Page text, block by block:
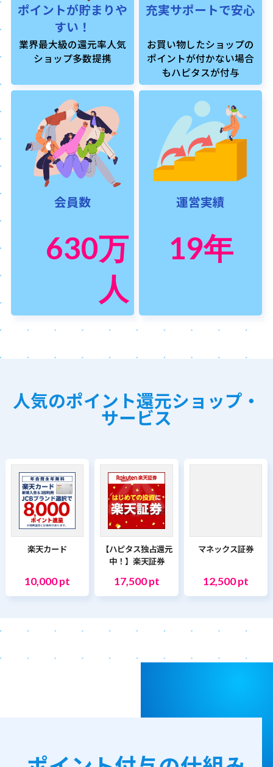
ポイントが貯まりや
すい！
業界最大級の還元率人気
ショップ多数提携
充実サポートで安心
お買い物したショップの
ポイントが付かない場合
もハピタスが付与
会員数
630万
人
運営実績
19年
人気のポイント還元ショップ・
サービス
楽天カード
10,000 pt
【ハピタス独占還元
中！】楽天証券
17,500 pt
マネックス証券
12,500 pt